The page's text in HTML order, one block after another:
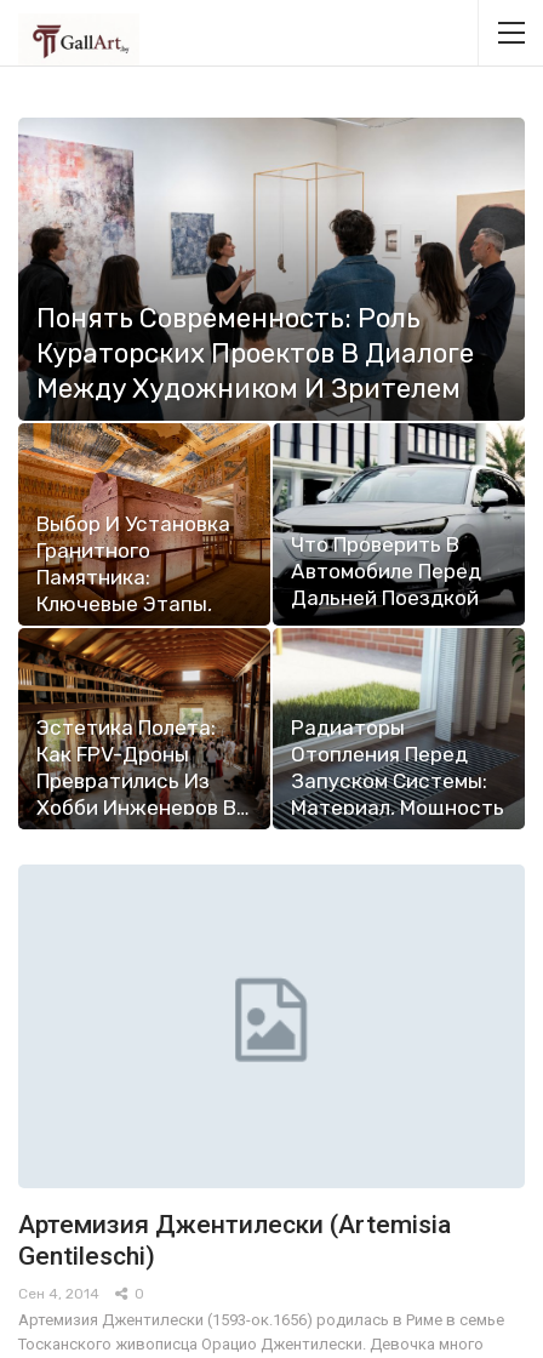
Понять Современность: Роль
Кураторских Проектов В Диалоге
Между Художником И Зрителем
Выбор И Установка
Гранитного
Памятника:
Ключевые Этапы,
Материалы И…
Что Проверить В
Автомобиле Перед
Дальней Поездкой
Эстетика Полета:
Как FPV-Дроны
Превратились Из
Хобби Инженеров В…
Радиаторы
Отопления Перед
Запуском Системы:
Материал, Мощность
И…
Артемизия Джентилески (Artemisia
Gentileschi)
Сен 4, 2014 0
Артемизия Джентилески (1593-ок.1656) родилась в Риме в семье
Тосканского живописца Орацио Джентилески. Девочка много